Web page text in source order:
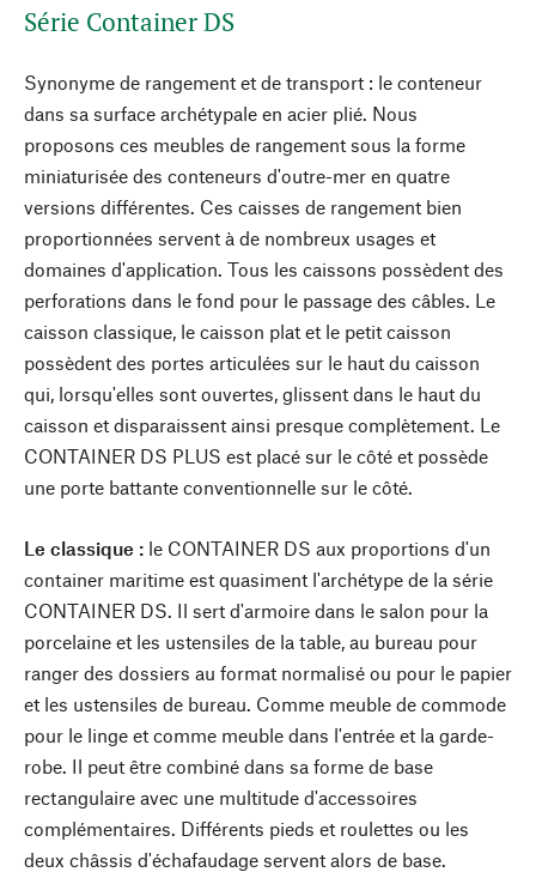
Série Container DS
Synonyme de rangement et de transport : le conteneur
dans sa surface archétypale en acier plié. Nous
proposons ces meubles de rangement sous la forme
miniaturisée des conteneurs d'outre-mer en quatre
versions différentes. Ces caisses de rangement bien
proportionnées servent à de nombreux usages et
domaines d'application. Tous les caissons possèdent des
perforations dans le fond pour le passage des câbles. Le
caisson classique, le caisson plat et le petit caisson
possèdent des portes articulées sur le haut du caisson
qui, lorsqu'elles sont ouvertes, glissent dans le haut du
caisson et disparaissent ainsi presque complètement. Le
CONTAINER DS PLUS est placé sur le côté et possède
une porte battante conventionnelle sur le côté.
Le classique : le CONTAINER DS aux proportions d'un
container maritime est quasiment l'archétype de la série
CONTAINER DS. Il sert d'armoire dans le salon pour la
porcelaine et les ustensiles de la table, au bureau pour
ranger des dossiers au format normalisé ou pour le papier
et les ustensiles de bureau. Comme meuble de commode
pour le linge et comme meuble dans l'entrée et la garde-
robe. Il peut être combiné dans sa forme de base
rectangulaire avec une multitude d'accessoires
complémentaires. Différents pieds et roulettes ou les
deux châssis d'échafaudage servent alors de base.